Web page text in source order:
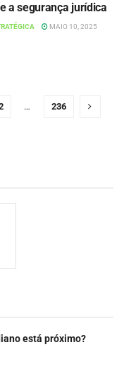
a segurança jurídica
MAIO 10, 2025
… 236
está próximo?